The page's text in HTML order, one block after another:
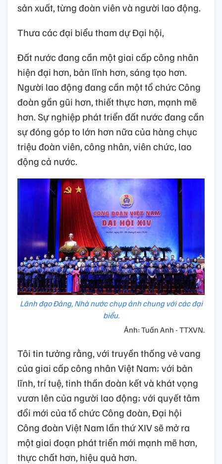
sản xuất, từng đoàn viên và người lao động.
Thưa các đại biểu tham dự Đại hội,
Đất nước đang cần một giai cấp công nhân
hiện đại hơn, bản lĩnh hơn, sáng tạo hơn.
Người lao động đang cần một tổ chức Công
đoàn gần gũi hơn, thiết thực hơn, mạnh mẽ
hơn. Sự nghiệp phát triển đất nước đang cần
sự đóng góp to lớn hơn nữa của hàng chục
triệu đoàn viên, công nhân, viên chức, lao
động cả nước.
Lãnh đạo Đảng, Nhà nước chụp ảnh chung với các đại
biểu.
Ảnh: Tuấn Anh - TTXVN.
Tôi tin tưởng rằng, với truyền thống vẻ vang
của giai cấp công nhân Việt Nam; với bản
lĩnh, trí tuệ, tinh thần đoàn kết và khát vọng
vươn lên của người lao động; với quyết tâm
đổi mới của tổ chức Công đoàn, Đại hội
Công đoàn Việt Nam lần thứ XIV sẽ mở ra
một giai đoạn phát triển mới mạnh mẽ hơn,
thực chất hơn, hiệu quả hơn.